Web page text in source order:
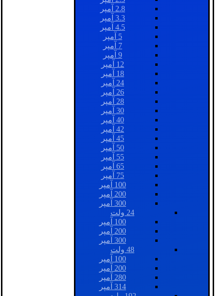
2.8 آمپر
3.3 آمپر
4.5 آمپر
5 آمپر
7 آمپر
9 آمپر
12 آمپر
18 آمپر
24 آمپر
26 آمپر
28 آمپر
30 آمپر
40 آمپر
42 آمپر
45 آمپر
50 آمپر
55 آمپر
65 آمپر
75 آمپر
100 آمپر
200 آمپر
300 آمپر
24 ولت
100 آمپر
200 آمپر
300 آمپر
48 ولت
100 آمپر
200 آمپر
280 آمپر
314 آمپر